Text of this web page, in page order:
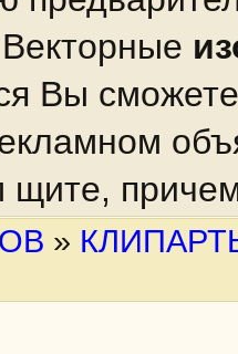
Вы
щите,
»